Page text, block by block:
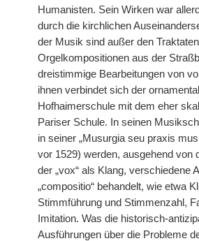
Humanisten. Sein Wirken war
durch die kirchlichen
der Musik sind außer den
Orgelkompositionen aus der
dreistimmige Bearbeitungen von
ihnen verbindet sich der
Hofhaimerschule mit dem eher
Pariser Schule. In seinen
in seiner „Musurgia seu praxis
vor 1529) werden, ausgehend von
der „vox“ als Klang, verschiedene
„compositio“ behandelt, wie etwa
Stimmführung und Stimmenzahl,
Imitation. Was die historisch-
Ausführungen über die Probleme